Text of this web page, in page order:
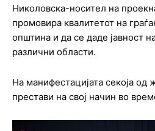
Николовска-носител на
промовира квалитетот на
општина и да се даде јавност
различни области.
На манифестацијата секоја од
престави на свој начин во